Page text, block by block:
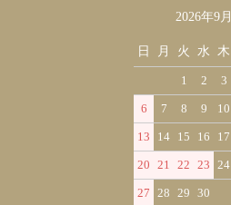
2026年9月
日 月 火 水 木
1 2 3
6 7 8 9 10
13 14 15 16 17
20 21 22 23 24
27 28 29 30